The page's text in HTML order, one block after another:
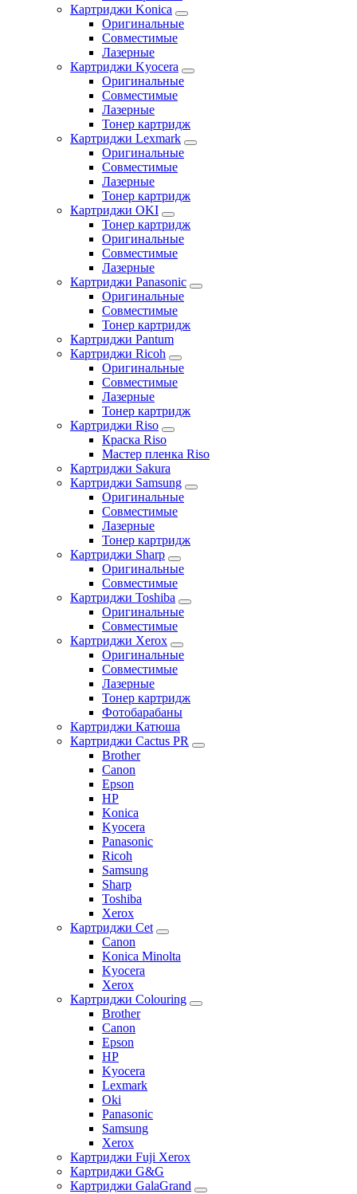
Картриджи Konica
Оригинальные
Совместимые
Лазерные
Картриджи Kyocera
Оригинальные
Совместимые
Лазерные
Тонер картридж
Картриджи Lexmark
Оригинальные
Совместимые
Лазерные
Тонер картридж
Картриджи OKI
Тонер картридж
Оригинальные
Совместимые
Лазерные
Картриджи Panasonic
Оригинальные
Совместимые
Тонер картридж
Картриджи Pantum
Картриджи Ricoh
Оригинальные
Совместимые
Лазерные
Тонер картридж
Картриджи Riso
Краска Riso
Мастер пленка Riso
Картриджи Sakura
Картриджи Samsung
Оригинальные
Совместимые
Лазерные
Тонер картридж
Картриджи Sharp
Оригинальные
Совместимые
Картриджи Toshiba
Оригинальные
Совместимые
Картриджи Xerox
Оригинальные
Совместимые
Лазерные
Тонер картридж
Фотобарабаны
Картриджи Катюша
Картриджи Cactus PR
Brother
Canon
Epson
HP
Konica
Kyocera
Panasonic
Ricoh
Samsung
Sharp
Toshiba
Xerox
Картриджи Cet
Canon
Konica Minolta
Kyocera
Xerox
Картриджи Colouring
Brother
Canon
Epson
HP
Kyocera
Lexmark
Oki
Panasonic
Samsung
Xerox
Картриджи Fuji Xerox
Картриджи G&G
Картриджи GalaGrand